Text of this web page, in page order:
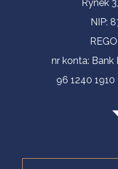
Rynek
NIP:
nr konta: Bank
96 1240